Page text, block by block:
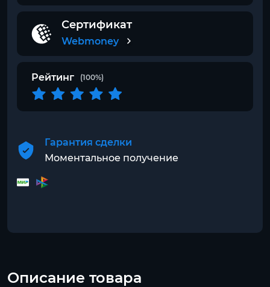
Сертификат
Webmoney
Рейтинг (100%)
Гарантия сделки
Моментальное получение
Описание товара